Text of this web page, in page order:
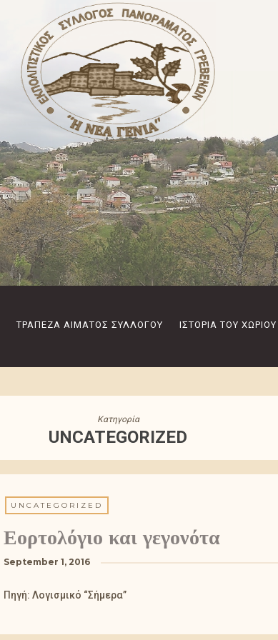
ΤΡΆΠΕΖΑ ΑΊΜΑΤΟΣ ΣΥΛΛΌΓΟΥ ΙΣΤΟΡΊΑ ΤΟΥ ΧΩΡΙΟΎ
Κατηγορία
UNCATEGORIZED
UNCATEGORIZED
Εορτολόγιο και γεγονότα
September 1, 2016
Πηγή: Λογισμικό “Σήμερα”